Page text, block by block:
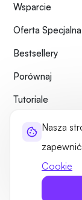
Nasza
Cookie
Wsparcie
Oferta Specjalna
Bestsellery
Porównaj
Tutoriale
Informacje o nas
Polityka
©2026 UltaHost